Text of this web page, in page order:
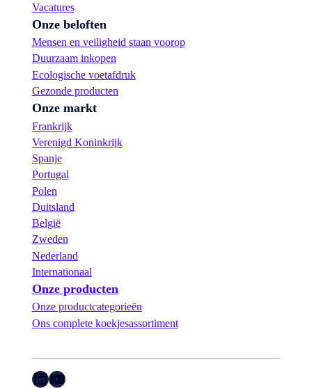
n
b
o
o
s
t
v
o
r
o
n
y
s
s
s
o
r
i
m
Vacatures
Onze beloften
Mensen en veiligheid staan voorop
Duurzaam inkopen
Ecologische voetafdruk
Gezonde producten
Onze markt
Frankrijk
Verenigd Koninkrijk
Spanje
Portugal
Polen
Duitsland
België
Zweden
Nederland
Internationaal
Onze producten
Onze productcategorieën
Ons complete koekjesassortiment
LinkedIn YouTube